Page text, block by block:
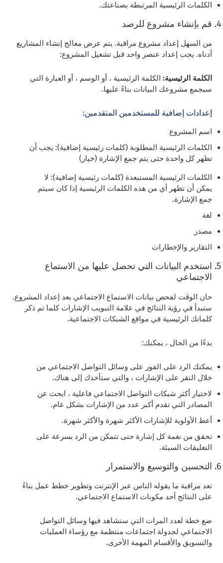
الكلمات الرئيسية المرتبطة بصناعتك.
قم بإنشاء مشروع للرصد
من السهل إعداد مشروع مراقبة. يتم عرض معالج إنشاء المشاريع
أدناه. يجب إعداد عنصر واحد قبل تشغيل المشروع:
الكلمة الرئيسية: الكلمة الرئيسية ، أو الوسم ، أو العبارة التي
سيجمع مشروعك البيانات بناءً عليها.
إعدادات إضافية للمستخدمين المتقدمين:
اسم المشروع
الكلمات الرئيسية المطلوبة (كلمات رئيسية إضافية): يجب أن
تظهر كل واحدة حتى يتم جمع الإشارة (خيار)
الكلمات الرئيسية المستبعدة (كلمات رئيسية إضافية): لا
يمكن أن تظهر أي من هذه الكلمات الرئيسية إذا كان سيتم
جمع الإشارة.
لغة
مصدر
التقارير والإخطارات
استخدم البيانات التي تحصل عليها من الاستماع
الاجتماعي
حان الوقت لفحص بيانات الاستماع الاجتماعي بعد إعداد المشروع.
ستبدأ في رؤية النتائج في علامة التبويب الإشارات كلما تم ذكر
كلماتك الرئيسية في مواقع الشبكات الاجتماعية.
بدءًا من الحال ، يمكنك:
يمكنك الرد على الفور على وسائل التواصل الاجتماعي من
خلال النقر على الإشارات ، والتي ستأخذك إلى هناك.
لاختيار أكثر شبكات التواصل الاجتماعي فاعلية ، ابحث عن
المصادر التي تقدم أكبر عدد من الإشارات بشكل عام.
أعط الأولوية للإشارات الأكثر شهرة والأكثر شهرة.
تحقق من نغمة كل إشارة حتى تتمكن من الرد بسرعة على
التعليقات السيئة.
التحسين والتوسيع والاستمرار
تعد مراقبة ما يقوله الناس عبر الإنترنت وتطوير خطط عمل بناءً
على النتائج أحد مكونات الاستماع الاجتماعي.
ضع خطة لعدد المرات التي ستشاهد فيها وسائل التواصل
الاجتماعي لجدولة اجتماعات منتظمة مع رؤساء العمليات
والتسويق والأقسام المهمة الأخرى.